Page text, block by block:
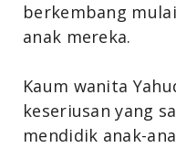
berkembang
anak mereka.
Kaum wanita
keseriusan yang
mendidik anak-